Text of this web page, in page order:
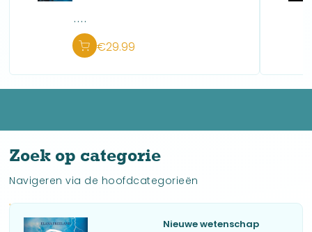
geschiedenis van ons
zonnestelsel.
....
€29.99
Zoek op categorie
Navigeren via de hoofdcategorieën
Nieuwe wetenschap